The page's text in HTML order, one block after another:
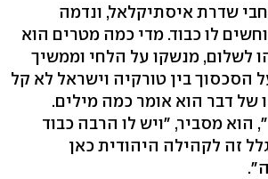
שדרת איסתיקלאל, ונדמה
לו כבוד. מדי כמה מטרים הוא
לשלום, מנשקו על הלחי וממשיך
הסכסוך בין טורקיה וישראל לא קל
של דבר הוא אומר כמה מילים.
הוא מסביר, "ויש לו הרבה כבוד
זה לקהילה היהודית כאן